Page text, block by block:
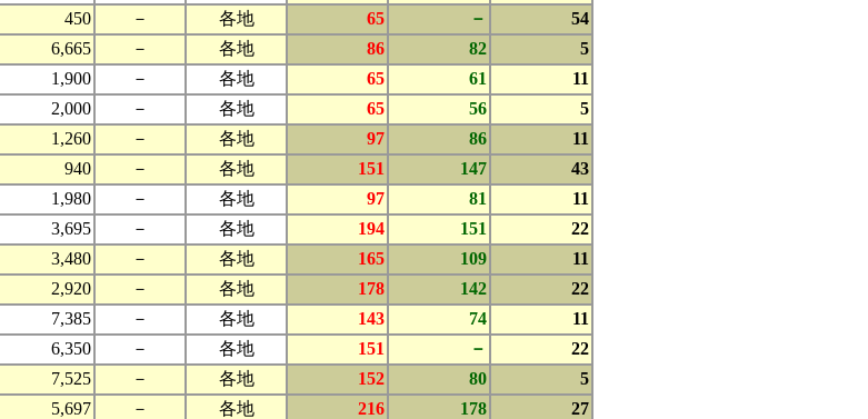
450 － 各地 65 －
54
6,665 － 各地 86 82
5
1,900 － 各地 65 61
11
2,000 － 各地 65 56 5
1,260 － 各地 97 86
11
940 － 各地 151 147 43
1,980 － 各地 97 81
11
3,695 － 各地 194 151 22
3,480 － 各地 165 109
11
2,920 － 各地 178 142 22
7,385 － 各地 143 74
11
6,350 － 各地 151 －
22
7,525 － 各地 152 80
5
5,697 － 各地 216 178 27